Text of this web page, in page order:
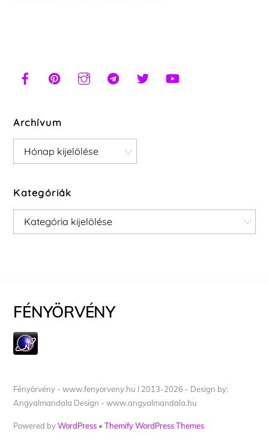
Archívum
Archívum
Kategóriák
Kategóriák
FÉNYÖRVÉNY
Fényörvény - www.fenyorveny.hu I 2013-2026 - Design by:
Angyalmandala Design - www.angyalmandala.hu
Powered byWordPress •Themify WordPress Themes